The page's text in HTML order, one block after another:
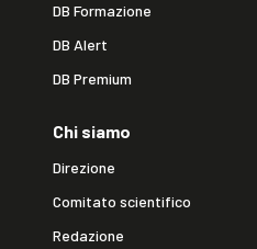
DB Formazione
DB Alert
DB Premium
Chi siamo
Direzione
Comitato scientifico
Redazione